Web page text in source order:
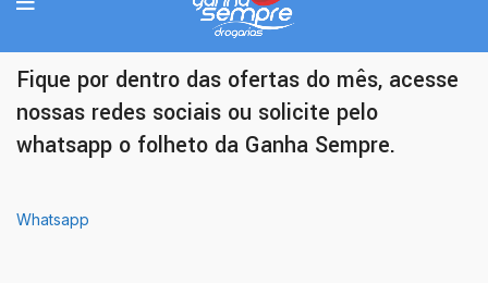
Ofertas Exclusivas
Fique por dentro das ofertas do mês, acesse
nossas redes sociais ou solicite pelo
whatsapp o folheto da Ganha Sempre.
Whatsapp